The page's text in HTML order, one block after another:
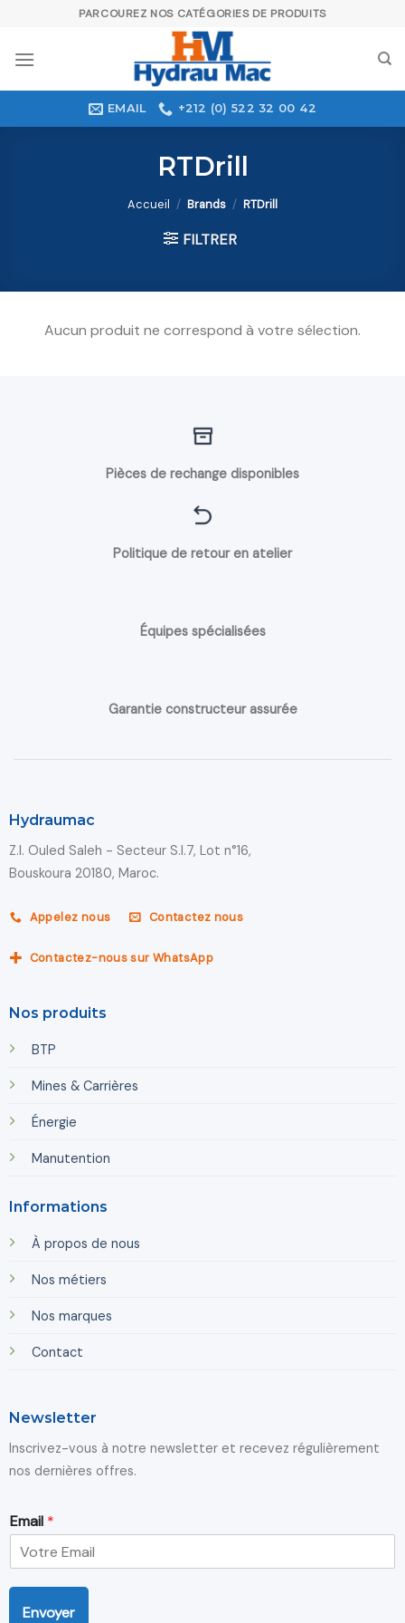
content
PARCOUREZ NOS CATÉGORIES DE PRODUITS
EMAIL +212 (0) 522 32 00 42
RTDrill
Accueil / Brands / RTDrill
FILTRER
Aucun produit ne correspond à votre sélection.
Pièces de rechange disponibles
Politique de retour en atelier
Équipes spécialisées
Garantie constructeur assurée
Hydraumac
Z.I. Ouled Saleh - Secteur S.I.7, Lot n°16,
Bouskoura 20180, Maroc.
Appelez nous Contactez nous
Contactez-nous sur WhatsApp
Nos produits
BTP
Mines & Carrières
Énergie
Manutention
Informations
À propos de nous
Nos métiers
Nos marques
Contact
Newsletter
Inscrivez-vous à notre newsletter et recevez régulièrement
nos dernières offres.
E
m
i
l
Email *
Envoyer